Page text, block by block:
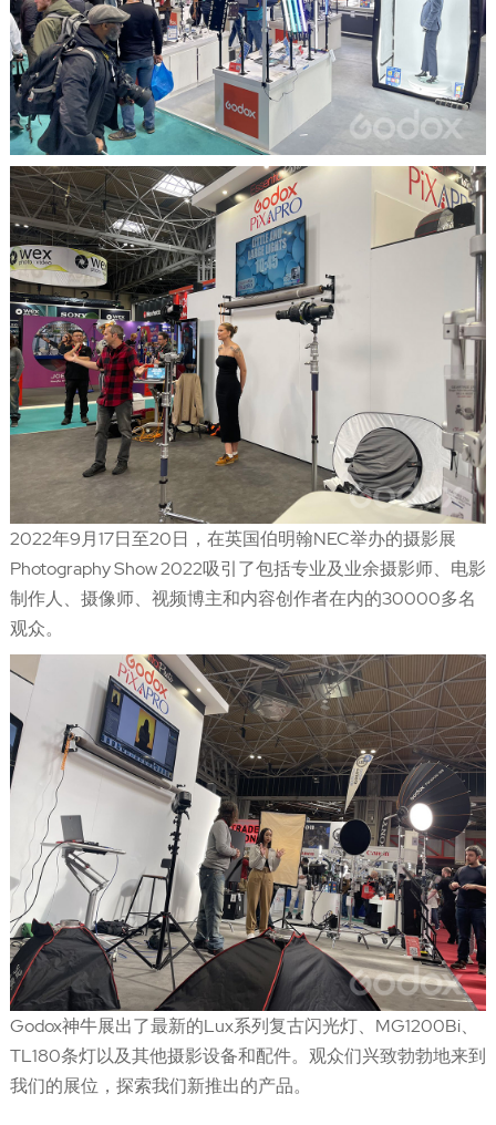
2022年9月17日至20日，在英国伯明翰NEC举办的摄影展
Photography Show 2022吸引了包括专业及业余摄影师、电影
制作人、摄像师、视频博主和内容创作者在内的30000多名
观众。
Godox神牛展出了最新的Lux系列复古闪光灯、MG1200Bi、
TL180条灯以及其他摄影设备和配件。观众们兴致勃勃地来到
我们的展位，探索我们新推出的产品。